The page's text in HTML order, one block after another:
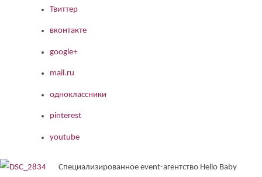
Твиттер
вконтакте
google+
mail.ru
одноклассники
pinterest
youtube
Специализированное event-агентство Hello Baby